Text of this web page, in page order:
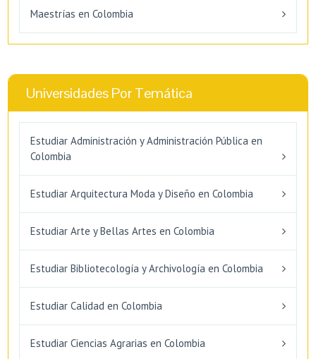
Maestrías en Colombia
Universidades Por Temática
Estudiar Administración y Administración Pública en
Colombia
Estudiar Arquitectura Moda y Diseño en Colombia
Estudiar Arte y Bellas Artes en Colombia
Estudiar Bibliotecología y Archivología en Colombia
Estudiar Calidad en Colombia
Estudiar Ciencias Agrarias en Colombia